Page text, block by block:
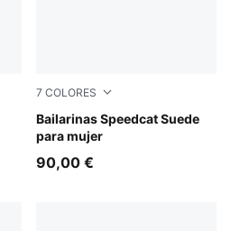
7 COLORES
Bailarinas Speedcat Suede
para mujer
Whisp Of Pink-PUMA
90,00 €